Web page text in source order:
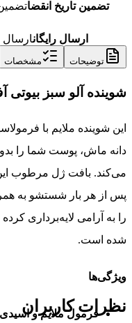
تضمین تاریخ انقضا
ارسال رایگانارسال
توضیحات مشخصات
شوینده آلو سبز
این شوینده ملایم با
دانه ماش، پوست شما را
می‌کند. بافت ژل مرطوب
پس از هر بار شستشو به
را به آرامی لایه‌برداری
شده است.
ویژگی‌ها
فرمول ملایم و اسیدی
نظرات کاربران